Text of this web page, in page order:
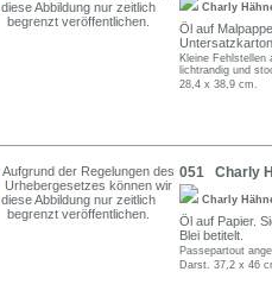
Charly
Öl auf
Kleine
lichtrandig und
28,4 x 38,9 cm.
051 Charly
Charly
Öl auf Papier.
Blei betitelt.
Passepartout
Darst. 37,2 x 46